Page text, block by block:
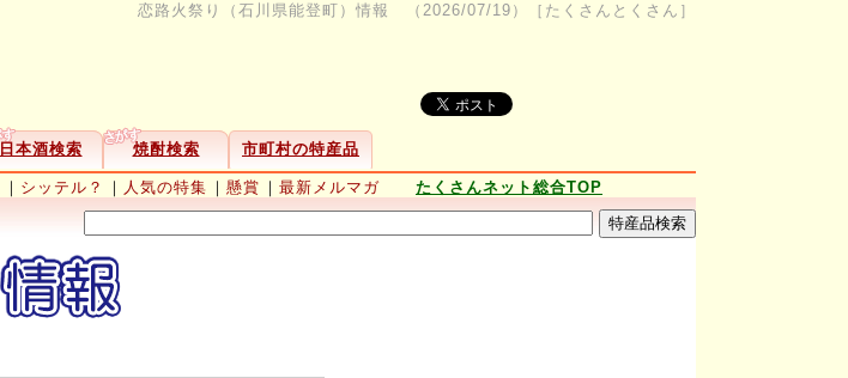
恋路火祭り（石川県能登町）情報 （2026/07/19）［たくさんとくさん］
日本酒検索 焼酎検索 市町村の特産品
｜ シッテル？ ｜ 人気の特集 ｜ 懸賞 ｜ 最新メルマガ たくさんネット総合TOP